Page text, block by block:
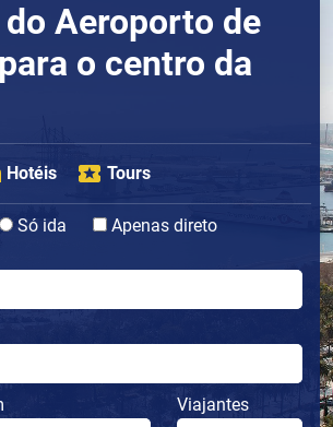
Aeroporto de
o centro da
Hotéis Tours
Só ida
Apenas direto
Viajantes